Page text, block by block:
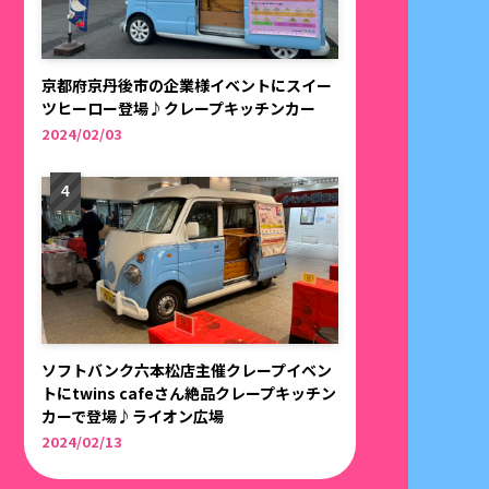
京都府京丹後市の企業様イベントにスイー
ツヒーロー登場♪クレープキッチンカー
2024/02/03
ソフトバンク六本松店主催クレープイベン
トにtwins cafeさん絶品クレープキッチン
カーで登場♪ライオン広場
2024/02/13